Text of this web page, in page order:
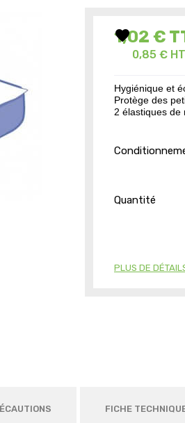
1,02 €
0,85 € HT
favorite
Hygiénique et
Protège des
2 élastiques de
Quantité
PLUS DE
FICHE